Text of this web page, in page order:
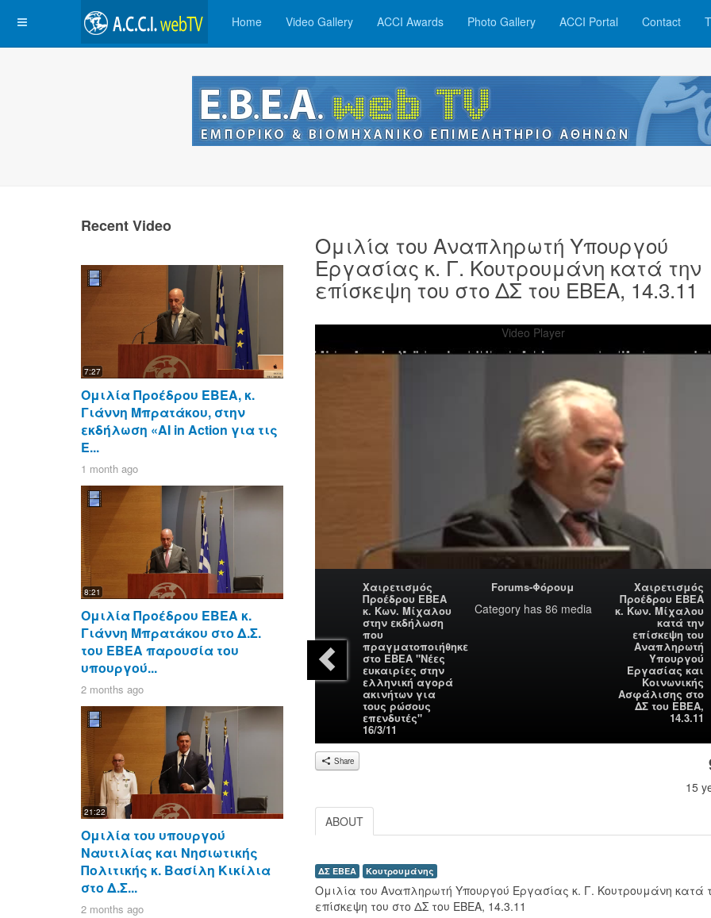
Home Video Gallery ACCI Awards Photo Gallery ACCI Portal Contact
Ομιλία του Αναπληρωτή Υπουργού
Εργασίας κ. Γ. Κουτρουμάνη κατά την
επίσκεψη του στο ΔΣ του ΕΒΕΑ, 14.3.11
Video Player
Χαιρετισμός
Προέδρου ΕΒΕΑ
κ. Κων. Μίχαλου
στην εκδήλωση
που
πραγματοποιήθηκε
στο ΕΒΕΑ "Νέες
ευκαιρίες στην
ελληνική αγορά
ακινήτων για
τους ρώσους
επενδυτές"
16/3/11
Forums-Φόρουμ
Categoryhas 86 media
Χαιρετισμός
Προέδρου ΕΒΕΑ
κ. Κων. Μίχαλου
κατά την
επίσκεψη του
Αναπληρωτή
Υπουργού
Εργασίας και
Κοινωνικής
Ασφάλισης στο
ΔΣ του ΕΒΕΑ,
14.3.11
Share
15
ABOUT
ΔΣ ΕΒΕΑ Κουτρουμάνης
Ομιλία του Αναπληρωτή Υπουργού Εργασίας κ. Γ. Κουτρουμάνη κατά
επίσκεψη του στο ΔΣ του ΕΒΕΑ, 14.3.11
Recent Video
7:27
Ομιλία Προέδρου ΕΒΕΑ, κ.
Γιάννη Μπρατάκου, στην
εκδήλωση «AI in Action για τις
Ε...
1 month ago
8:21
Ομιλία Προέδρου ΕΒΕΑ κ.
Γιάννη Μπρατάκου στο Δ.Σ.
του ΕΒΕΑ παρουσία του
υπουργού...
2 months ago
21:22
Ομιλία του υπουργού
Ναυτιλίας και Νησιωτικής
Πολιτικής κ. Βασίλη Κικίλια
στο Δ.Σ...
2 months ago